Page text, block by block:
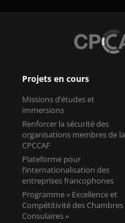
Projets en cours
Missions d’études et
immersions
Renforcer la sécurité des
organisations membres de la
CPCCAF
Plateforme pour
l’internationalisation des
entreprises francophones
Programme « Excellence et
Compétitivité des Chambres
Consulaires »